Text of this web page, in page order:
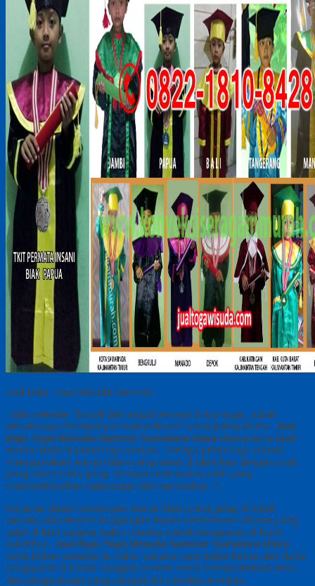
Jual Baju Toga Wisuda Samosir
Tidak sekedar filosofi dari wujud persegi di topi toga , jubah
wisuda juga mempunyai makna filosofi yang paling kental, Jual
Baju Toga Wisuda Samosir Sumatera Utara diantaranya ialah
warna hitam di jubah toga wisuda. Kenapa jubah toga wisuda
menggunakan warna hitam yang kerap di identikan dengan soal
yang misteri dan gelap, kenapa tidak warna putih yang
mendeskripsikan keterangan dan kerindahan ?.
Keramat dalam penentuan warna hitam yang gelap di jubah
wisuda ialah filosofi keagungan dalam simbolisasi rahasia yang
udah di lalui sarjana waktu mereka meniti pengajaran di kursi
kuliahnya, Jual Baju Toga Wisuda Samosir Sumatera Utara
serta bukan sekedar itu calon sarjana yang bakal keluar dari dunia
pengajaran di harap sanggup berikan serta mempraktikkan ilmu
dan pengetahuan yang sampai kini mereka temukan.